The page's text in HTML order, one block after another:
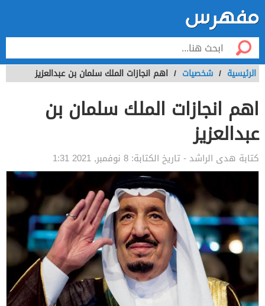
الرئيسية / شخصيات / اهم انجازات الملك سلمان بن عبدالعزيز
اهم انجازات الملك سلمان بن
عبدالعزيز
كتابة هدى الراشد- تاريخ الكتابة: 8 نوفمبر, 2021 1:31